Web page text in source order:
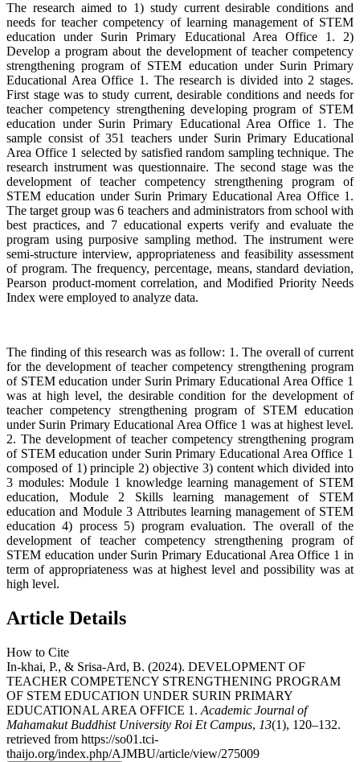
The research aimed to 1) study current desirable conditions and
needs for teacher competency of learning management of STEM
education under Surin Primary Educational Area Office 1. 2)
Develop a program about the development of teacher competency
strengthening program of STEM education under Surin Primary
Educational Area Office 1. The research is divided into 2 stages.
First stage was to study current, desirable conditions and needs for
teacher competency strengthening developing program of STEM
education under Surin Primary Educational Area Office 1. The
sample consist of 351 teachers under Surin Primary Educational
Area Office 1 selected by satisfied random sampling technique. The
research instrument was questionnaire. The second stage was the
development of teacher competency strengthening program of
STEM education under Surin Primary Educational Area Office 1.
The target group was 6 teachers and administrators from school with
best practices, and 7 educational experts verify and evaluate the
program using purposive sampling method. The instrument were
semi-structure interview, appropriateness and feasibility assessment
of program. The frequency, percentage, means, standard deviation,
Pearson product-moment correlation, and Modified Priority Needs
Index were employed to analyze data.
The finding of this research was as follow: 1. The overall of current
for the development of teacher competency strengthening program
of STEM education under Surin Primary Educational Area Office 1
was at high level, the desirable condition for the development of
teacher competency strengthening program of STEM education
under Surin Primary Educational Area Office 1 was at highest level.
2. The development of teacher competency strengthening program
of STEM education under Surin Primary Educational Area Office 1
composed of 1) principle 2) objective 3) content which divided into
3 modules: Module 1 knowledge learning management of STEM
education, Module 2 Skills learning management of STEM
education and Module 3 Attributes learning management of STEM
education 4) process 5) program evaluation. The overall of the
development of teacher competency strengthening program of
STEM education under Surin Primary Educational Area Office 1 in
term of appropriateness was at highest level and possibility was at
high level.
Article Details
How to Cite
In-khai, P., & Srisa-Ard, B. (2024). DEVELOPMENT OF
TEACHER COMPETENCY STRENGTHENING PROGRAM
OF STEM EDUCATION UNDER SURIN PRIMARY
EDUCATIONAL AREA OFFICE 1. Academic Journal of
Mahamakut Buddhist University Roi Et Campus, 13(1), 120–132.
retrieved from https://so01.tci-
thaijo.org/index.php/AJMBU/article/view/275009